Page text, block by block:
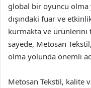
global bir oyuncu
dışındaki fuar ve
kurmakta ve ürünlerini
sayede, Metosan
olma yolunda önemli
Metosan Tekstil, kalite